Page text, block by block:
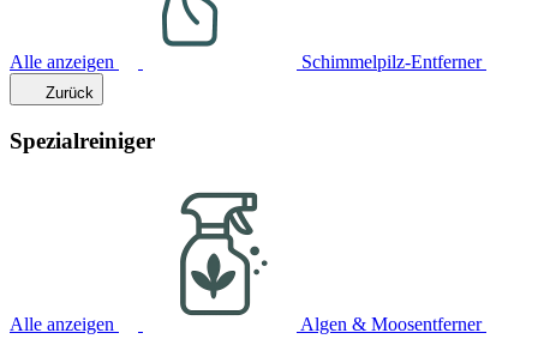
Alle anzeigen Schimmelpilz-Entferner
Zurück
Spezialreiniger
Alle anzeigen Algen & Moosentferner